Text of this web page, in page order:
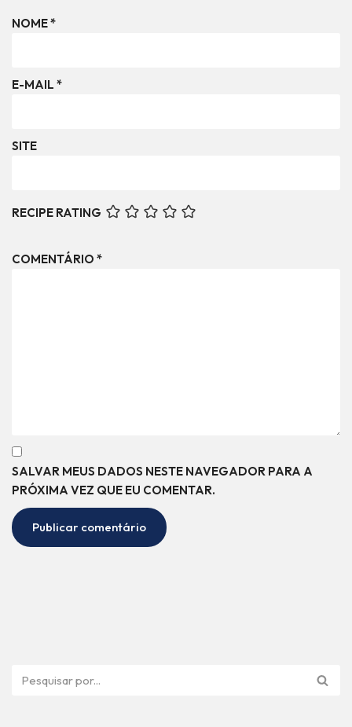
NOME*
E-MAIL *
SITE
RECIPE RATING
COMENTÁRIO *
SALVAR MEUS DADOS NESTE NAVEGADOR PARA A
PRÓXIMA VEZ QUE EU COMENTAR.